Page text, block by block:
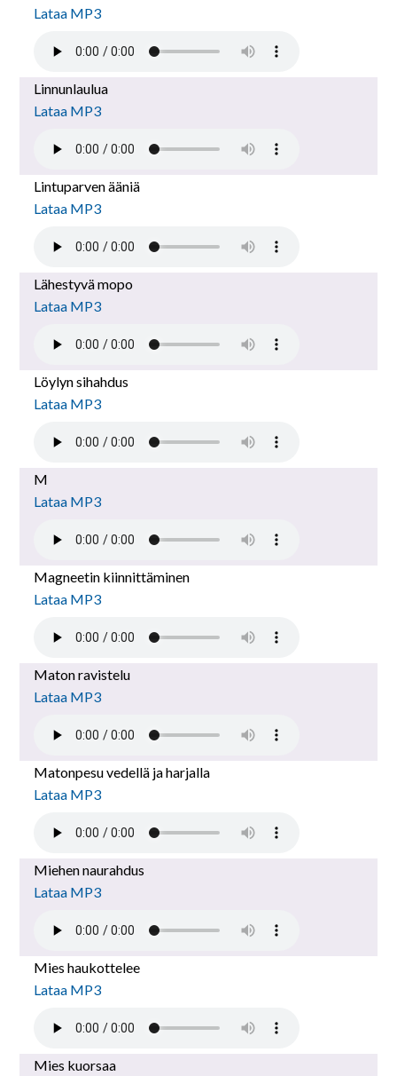
Lataa MP3
Linnunlaulua
Lataa MP3
Lintuparven ääniä
Lataa MP3
Lähestyvä mopo
Lataa MP3
Löylyn sihahdus
Lataa MP3
M
Lataa MP3
Magneetin kiinnittäminen
Lataa MP3
Maton ravistelu
Lataa MP3
Matonpesu vedellä ja harjalla
Lataa MP3
Miehen naurahdus
Lataa MP3
Mies haukottelee
Lataa MP3
Mies kuorsaa